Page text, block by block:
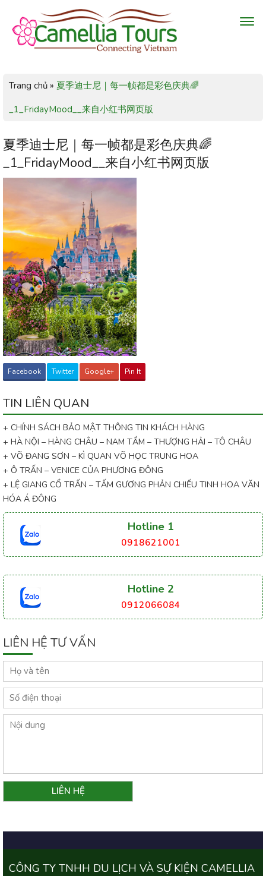
Trang chủ » 夏季迪士尼｜每一帧都是彩色庆典🌈
_1_FridayMood__来自小红书网页版
夏季迪士尼｜每一帧都是彩色庆典🌈
_1_FridayMood__来自小红书网页版
Facebook Twitter Google+ Pin It
TIN LIÊN QUAN
+ CHÍNH SÁCH BẢO MẬT THÔNG TIN KHÁCH HÀNG
+ HÀ NỘI – HÀNG CHÂU – NAM TẦM – THƯỢNG HẢI – TÔ CHÂU
+ VÕ ĐANG SƠN – KÌ QUAN VÕ HỌC TRUNG HOA
+ Ô TRẤN – VENICE CỦA PHƯƠNG ĐÔNG
+ LỆ GIANG CỔ TRẤN – TẤM GƯƠNG PHẢN CHIẾU TINH HOA VĂN
HÓA Á ĐÔNG
Hotline 1
0918621001
Hotline 2
0912066084
LIÊN HỆ TƯ VẤN
CÔNG TY TNHH DU LỊCH VÀ SỰ KIỆN CAMELLIA